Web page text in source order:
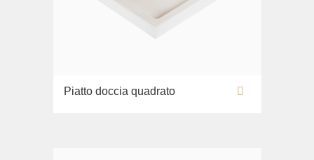
Piatto doccia quadrato